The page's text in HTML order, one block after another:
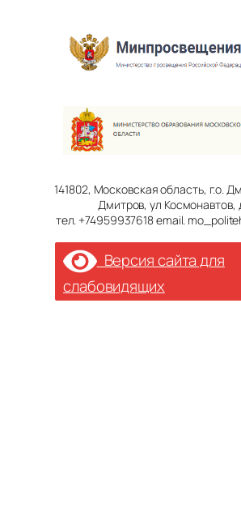
141802, Московская область, г.о.
Дмитров, ул Космонавтов,
тел. +74959937618 email.
Версия сайта для
слабовидящих